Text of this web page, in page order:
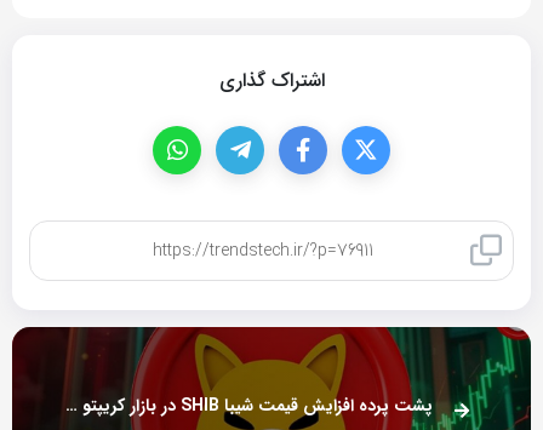
اشتراک گذاری
پشت پرده افزایش قیمت شیبا SHIB در بازار کریپتو چیست؟+ نمودار